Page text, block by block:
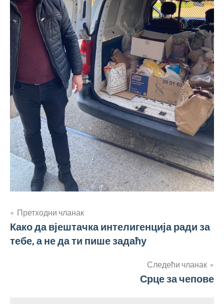
Кретање
чланка
Претходни чланак
Како да вјештачка интелигенција ради за
тебе, а не да ти пише задаћу
Следећи чланак
Срце за чепове